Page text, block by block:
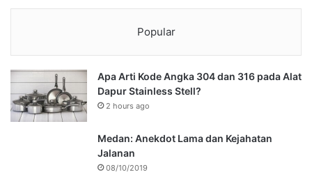
Popular
Apa Arti Kode Angka 304 dan 316 pada Alat
Dapur Stainless Stell?
2 hours ago
Medan: Anekdot Lama dan Kejahatan
Jalanan
08/10/2019